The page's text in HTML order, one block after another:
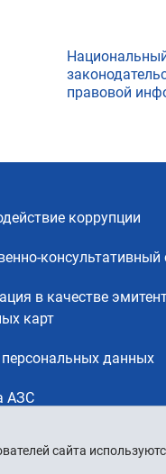
сайта
правовой
коррупции
консультативный
в качестве
карт
данных
АЗС